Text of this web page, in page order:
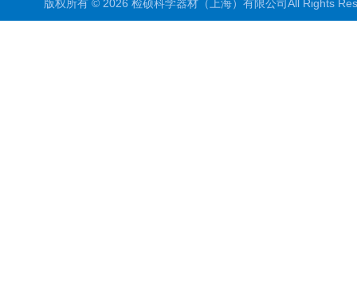
版权所有 © 2026 检硕科学器材（上海）有限公司All Rights